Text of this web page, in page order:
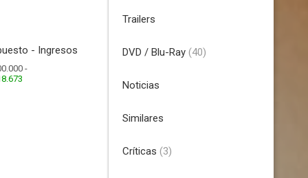
- Ingresos
-
Trailers
DVD / Blu-Ray (40)
Noticias
Similares
Críticas (3)